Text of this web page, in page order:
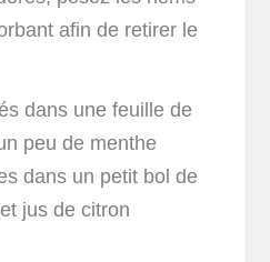
afin de retirer le
dans une feuille de
peu de menthe
dans un petit bol de
jus de citron